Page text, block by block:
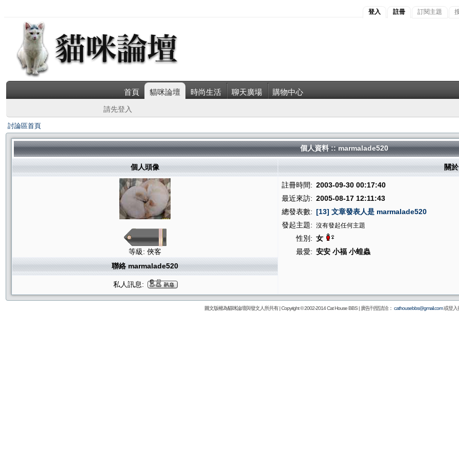
登入 註冊 訂閱主題
首頁 貓咪論壇 時尚生活 聊天廣場 購物中心
請先登入
討論區首頁
個人資料 :: marmalade520
個人頭像 關
等級: 俠客
註冊時間: 2003-09-30 00:17:40
最近來訪: 2005-08-17 12:11:43
總發表數: [13] 文章發表人是 marmalade520
發起主題: 沒有發起任何主題
性別: 女
最愛: 安安 小福 小蝗蟲
聯絡 marmalade520
私人訊息:
圖文版權為貓咪論壇與發文人所共有 | Copyright © 2002-2014Cat House BBS| 廣告刊登請洽： cathousebbs@gmail.com或登入